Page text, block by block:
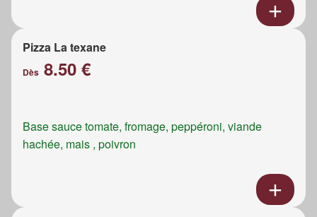
Pizza La texane
Dès 8.50 €
Base sauce tomate, fromage, peppéroni, viande
hachée, mais , poivron